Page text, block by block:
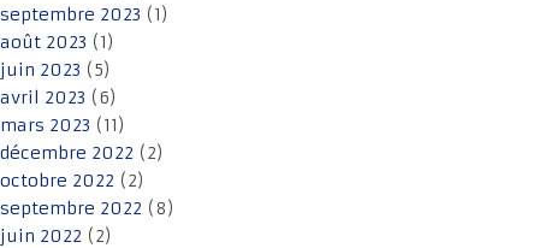
septembre 2023 (1)
août 2023 (1)
juin 2023 (5)
avril 2023 (6)
mars 2023 (11)
décembre 2022 (2)
octobre 2022 (2)
septembre 2022 (8)
juin 2022 (2)